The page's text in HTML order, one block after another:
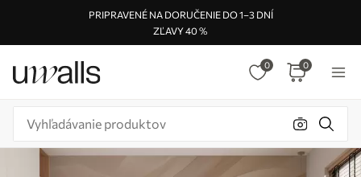
PRIPRAVENÉ NA DORUČENIE DO 1–3 DNÍ
ZĽAVY 40 %
0 0